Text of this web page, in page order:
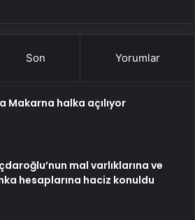
Son Yorumlar
Makarna halka açılıyor
mal varlıklarına ve
hesaplarına haciz konuldu